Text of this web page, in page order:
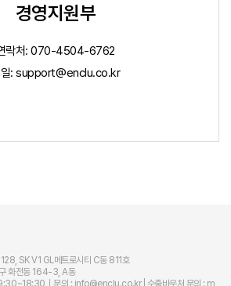
경영지원부
락처: 070-4504-6762
:support@enclu.co.kr
SK V1 GL메트로시티 C동 811호
화전동 164-3, A동
｜문의 : info@enclu.co.kr| 수출바우처 문의 : m